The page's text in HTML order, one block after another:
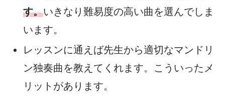
す。いきなり難易度の高い曲を選んでしま
います。
レッスンに通えば先生から適切なマンドリ
ン独奏曲を教えてくれます。こういったメ
リットがあります。